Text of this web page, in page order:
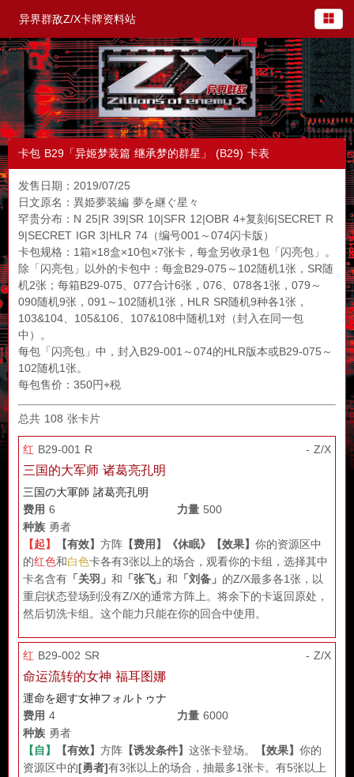
异界群敌Z/X卡牌资料站
卡包 B29「异姬梦装篇 继承梦的群星」 (B29) 卡表
发售日期：2019/07/25
日文原名：異姫夢装編 夢を継ぐ星々
罕贵分布：N 25|R 39|SR 10|SFR 12|OBR 4+复刻6|SECRET R
9|SECRET IGR 3|HLR 74（编号001～074闪卡版）
卡包规格：1箱×18盒×10包×7张卡，每盒另收录1包「闪亮包」。
除「闪亮包」以外的卡包中：每盒B29-075～102随机1张，SR随
机2张；每箱B29-075、077合计6张，076、078各1张，079～
090随机9张，091～102随机1张，HLR SR随机9种各1张，
103&104、105&106、107&108中随机1对（封入在同一包
中）。
每包「闪亮包」中，封入B29-001～074的HLR版本或B29-075～
102随机1张。
每包售价：350円+税
总共 108 张卡片
红 B29-001 R - Z/X
三国的大军师 诸葛亮孔明
三国の大軍師 諸葛亮孔明
费用 6 力量 500
种族 勇者
【起】
【有效】 方阵 【费用】 《休眠》 【效果】 你的资源区中
的红色和白色卡各有3张以上的场合，观看你的卡组，选择其中
卡名含有 「关羽」 和 「张飞」 和 「刘备」 的Z/X最多各1张，以
重启状态登场到没有Z/X的通常方阵上。将余下的卡返回原处，
然后切洗卡组。这个能力只能在你的回合中使用。
红 B29-002 SR - Z/X
命运流转的女神 福耳图娜
運命を廻す女神フォルトゥナ
费用 4 力量 6000
种族 勇者
【自】
【有效】 方阵 【诱发条件】 这张卡登场。 【效果】 你的
资源区中的[勇者]有3张以上的场合，抽最多1张卡。有5张以上